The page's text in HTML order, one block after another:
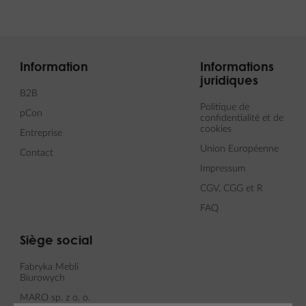
Information
B2B
pCon
Entreprise
Contact
Informations
juridiques
Politique de
confidentialité et de
cookies
Union Européenne
Impressum
CGV, CGG et R
FAQ
Siège social
Fabryka Mebli
Biurowych
MARO sp. z o. o.